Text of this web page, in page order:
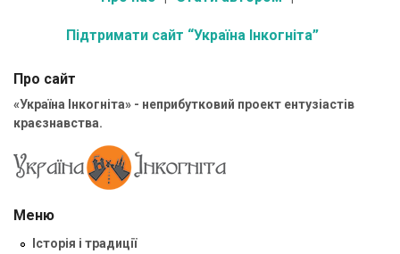
Підтримати сайт “Україна Інкогніта”
Про сайт
«Україна Інкогніта» - неприбутковий проект ентузіастів
краєзнавства.
Меню
Історія і традиції